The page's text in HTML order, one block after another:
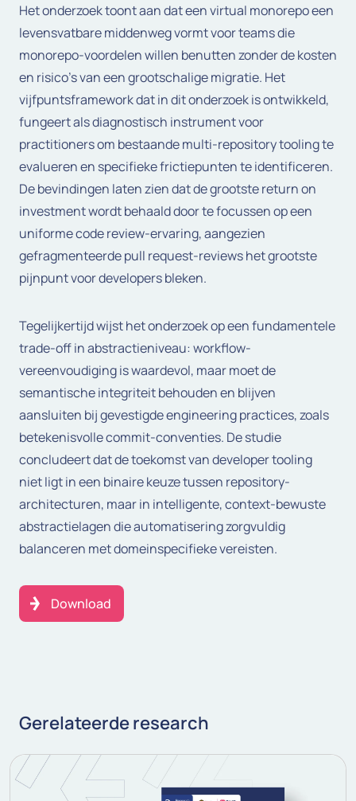
Het onderzoek toont aan dat een virtual monorepo een
levensvatbare middenweg vormt voor teams die
monorepo-voordelen willen benutten zonder de kosten
en risico’s van een grootschalige migratie. Het
vijfpuntsframework dat in dit onderzoek is ontwikkeld,
fungeert als diagnostisch instrument voor
practitioners om bestaande multi-repository tooling te
evalueren en specifieke frictiepunten te identificeren.
De bevindingen laten zien dat de grootste return on
investment wordt behaald door te focussen op een
uniforme code review-ervaring, aangezien
gefragmenteerde pull request-reviews het grootste
pijnpunt voor developers bleken.
Tegelijkertijd wijst het onderzoek op een fundamentele
trade-off in abstractieniveau: workflow-
vereenvoudiging is waardevol, maar moet de
semantische integriteit behouden en blijven
aansluiten bij gevestigde engineering practices, zoals
betekenisvolle commit-conventies. De studie
concludeert dat de toekomst van developer tooling
niet ligt in een binaire keuze tussen repository-
architecturen, maar in intelligente, context-bewuste
abstractielagen die automatisering zorgvuldig
balanceren met domeinspecifieke vereisten.
Download
Gerelateerde research